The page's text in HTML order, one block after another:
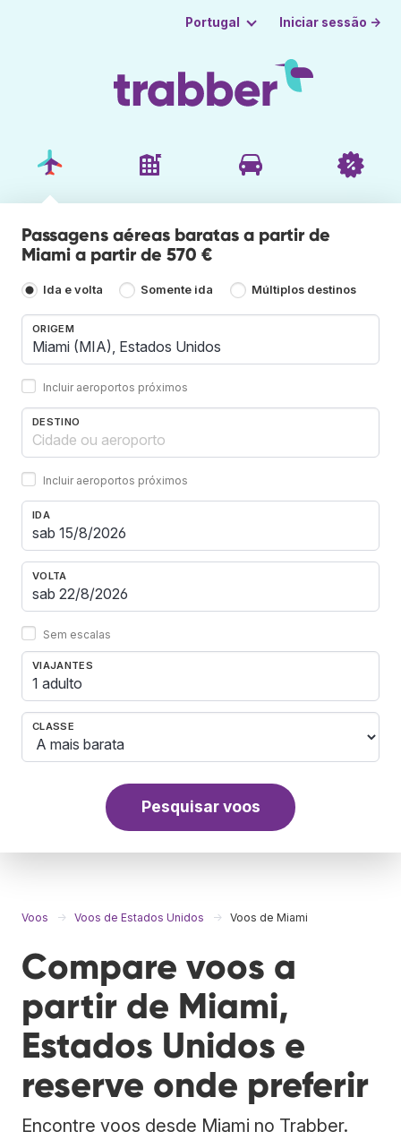
Portugal Iniciar sessão →
Passagens aéreas baratas a partir de
Miami a partir de 570 €
Ida e volta Somente ida Múltiplos destinos
ORIGEM
Incluir aeroportos próximos
DESTINO
Incluir aeroportos próximos
IDA
VOLTA
Sem escalas
VIAJANTES
1 adulto
CLASSE
Pesquisar voos
Voos Voos de Estados Unidos Voos de Miami
Compare voos a
partir de Miami,
Estados Unidos e
reserve onde preferir
Encontre voos desde Miami no Trabber.